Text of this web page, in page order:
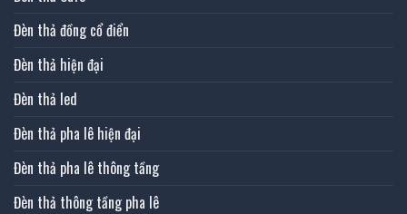
Đèn thả đồng cổ điển
Đèn thả hiện đại
Đèn thả led
Đèn thả pha lê hiện đại
Đèn thả pha lê thông tầng
Đèn thả thông tầng pha lê